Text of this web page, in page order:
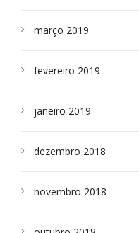
março 2019
fevereiro 2019
janeiro 2019
dezembro 2018
novembro 2018